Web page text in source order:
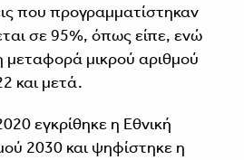
που προγραμματίστηκαν
σε 95%, όπως είπε, ενώ
μεταφορά μικρού αριθμού
και μετά.
εγκρίθηκε η Εθνική
2030 και ψηφίστηκε η